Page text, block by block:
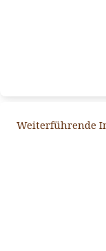
Weiterführende